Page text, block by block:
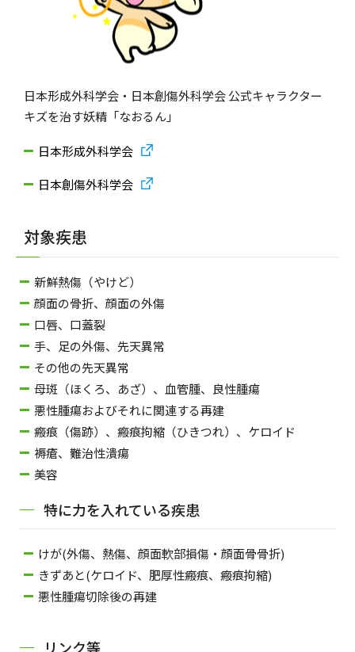
日本形成外科学会・日本創傷外科学会 公式キャラクター
キズを治す妖精「なおるん」
日本形成外科学会
日本創傷外科学会
対象疾患
新鮮熱傷（やけど）
顔面の骨折、顔面の外傷
口唇、口蓋裂
手、足の外傷、先天異常
その他の先天異常
母斑（ほくろ、あざ）、血管腫、良性腫瘍
悪性腫瘍およびそれに関連する再建
瘢痕（傷跡）、瘢痕拘縮（ひきつれ）、ケロイド
褥瘡、難治性潰瘍
美容
特に力を入れている疾患
けが(外傷、熱傷、顔面軟部損傷・顔面骨骨折)
きずあと(ケロイド、肥厚性瘢痕、瘢痕拘縮)
悪性腫瘍切除後の再建
リンク等